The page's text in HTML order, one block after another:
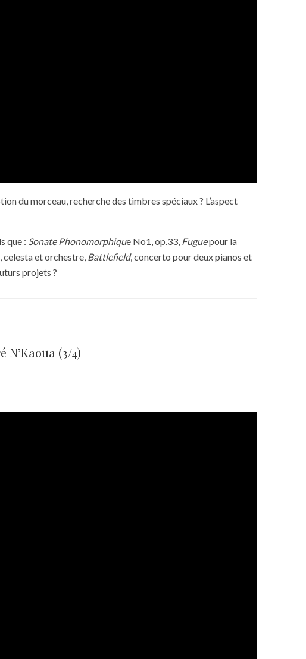
du morceau, recherche des timbres spéciaux ? L’aspect
que : Sonate Phonomorphique No1, op.33, Fuguepour la
celesta et orchestre, Battlefield, concerto pour deux pianos et
projets ?
N’Kaoua (3/4)